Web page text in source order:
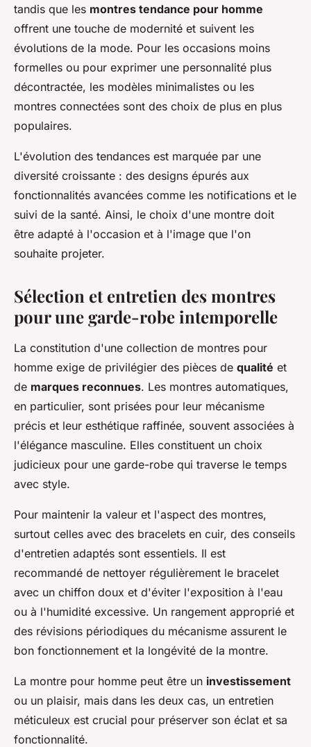
tandis que les montres tendance pour homme
offrent une touche de modernité et suivent les
évolutions de la mode. Pour les occasions moins
formelles ou pour exprimer une personnalité plus
décontractée, les modèles minimalistes ou les
montres connectées sont des choix de plus en plus
populaires.
L'évolution des tendances est marquée par une
diversité croissante : des designs épurés aux
fonctionnalités avancées comme les notifications et le
suivi de la santé. Ainsi, le choix d'une montre doit
être adapté à l'occasion et à l'image que l'on
souhaite projeter.
Sélection et entretien des montres
pour une garde-robe intemporelle
La constitution d'une collection de montres pour
homme exige de privilégier des pièces de qualité et
de marques reconnues. Les montres automatiques,
en particulier, sont prisées pour leur mécanisme
précis et leur esthétique raffinée, souvent associées à
l'élégance masculine. Elles constituent un choix
judicieux pour une garde-robe qui traverse le temps
avec style.
Pour maintenir la valeur et l'aspect des montres,
surtout celles avec des bracelets en cuir, des conseils
d'entretien adaptés sont essentiels. Il est
recommandé de nettoyer régulièrement le bracelet
avec un chiffon doux et d'éviter l'exposition à l'eau
ou à l'humidité excessive. Un rangement approprié et
des révisions périodiques du mécanisme assurent le
bon fonctionnement et la longévité de la montre.
La montre pour homme peut être un investissement
ou un plaisir, mais dans les deux cas, un entretien
méticuleux est crucial pour préserver son éclat et sa
fonctionnalité.